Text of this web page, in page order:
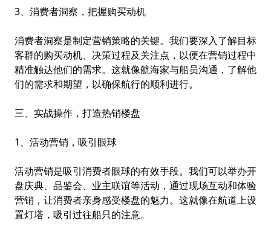
3、消费者洞察，把握购买动机
消费者洞察是制定营销策略的关键。我们要深入了解目标
客群的购买动机、决策过程及关注点，以便在营销过程中
精准触达他们的需求。这就像航海家与船员沟通，了解他
们的需求和期望，以确保航行的顺利进行。
三、实战操作，打造热销楼盘
1、活动营销，吸引眼球
活动营销是吸引消费者眼球的有效手段。我们可以举办开
盘庆典、品鉴会、业主联谊等活动，通过现场互动和体验
营销，让消费者亲身感受楼盘的魅力。这就像在航道上设
置灯塔，吸引过往船只的注意。